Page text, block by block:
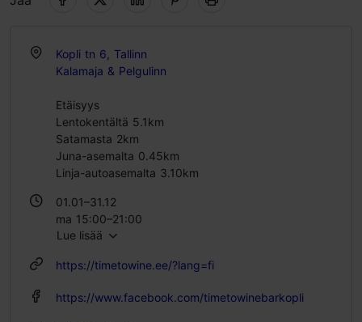
Kopli tn 6, Tallinn
Kalamaja & Pelgulinn
Etäisyys
Lentokentältä 5.1km
Satamasta 2km
Juna-asemalta 0.45km
Linja-autoasemalta 3.10km
01.01–31.12
ma 15:00–21:00
ti – to 14:00–23:00
la 12:00–02:00
Lue lisää
https://timetowine.ee/?lang=fi
https://www.facebook.com/timetowinebarkopli